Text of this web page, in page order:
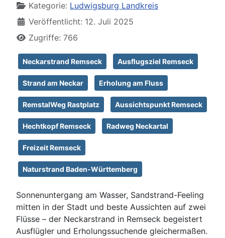
Kategorie: Ludwigsburg Landkreis
Veröffentlicht: 12. Juli 2025
Zugriffe: 766
Neckarstrand Remseck Ausflugsziel Remseck
Strand am Neckar Erholung am Fluss
RemstalWeg Rastplatz Aussichtspunkt Remseck
Hechtkopf Remseck Radweg Neckartal
Freizeit Remseck
Naturstrand Baden-Württemberg
Sonnenuntergang am Wasser, Sandstrand-Feeling
mitten in der Stadt und beste Aussichten auf zwei
Flüsse – der Neckarstrand in Remseck begeistert
Ausflügler und Erholungssuchende gleichermaßen.